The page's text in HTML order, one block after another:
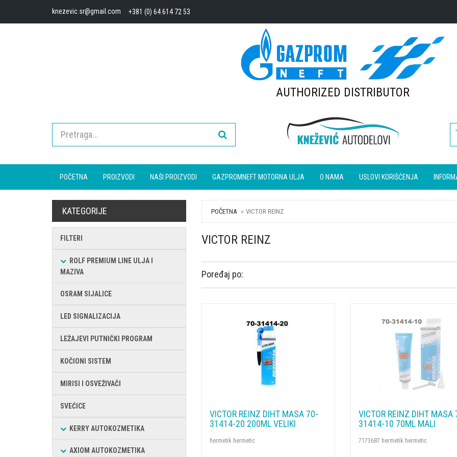
knezevic.sr@gmail.com +381 (0) 64 614 72 53
AUTHORIZED DISTRIBUTOR
POČETNA PROIZVODI NAŠI PROIZVODI GAZPROMNEFT MOTORNA ULJA O NAMA USLOVI KORIŠĆENJA
KATEGORIJE
FILTERI
ROLF PREMIUM LINE ULJA I
MAZIVA
OSRAM SIJALICE
LED SIGNALIZACIJA
LEŽAJEVI PUTNIČKI PROGRAM
KOČIONI SISTEM
MIRISI I OSVEŽIVAČI
SVEĆICE
KERRY AUTOKOZMETIKA
AXIOM AUTOKOZMETIKA
POČETNA VICTOR REINZ
VICTOR REINZ
Poređaj po:
VICTOR REINZ DIHT MASA 70-
31414-20 200ML VELIKI
hermetik hermetic
VICTOR REINZ DIHT MASA
31414-10 70ML MALI
7173687 hermetik hermetic